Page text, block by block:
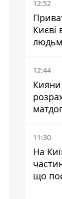
12:52
Києві
12:44
дадуть
11:30
На
що